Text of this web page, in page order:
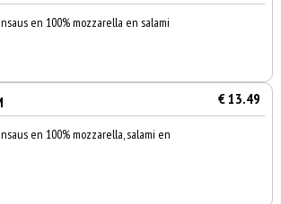
en 100% mozzarella en salami
€ 13.49
en 100% mozzarella, salami en